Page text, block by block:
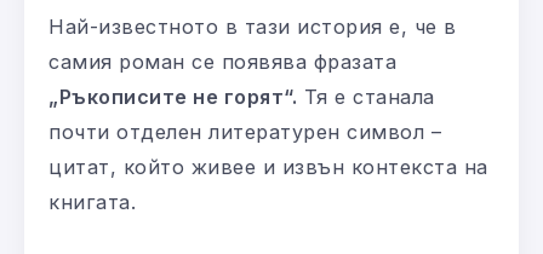
Най-известното в тази история е, че в
самия роман се появява фразата
„Ръкописите не горят“. Тя е станала
почти отделен литературен символ –
цитат, който живее и извън контекста на
книгата.